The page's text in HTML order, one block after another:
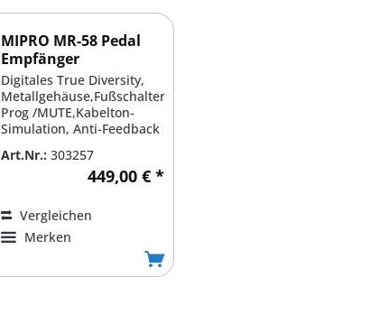
MIPRO MR-58 Pedal
Empfänger
Digitales True Diversity,
Metallgehäuse,Fußschalter
Prog /MUTE,Kabelton-
Simulation, Anti-Feedback
Art.Nr.: 303257
449,00 € *
Vergleichen
Merken